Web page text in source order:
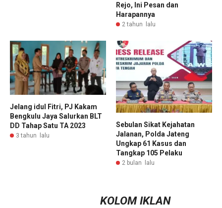
Rejo, Ini Pesan dan
Harapannya
2 tahun lalu
Jelang idul Fitri, PJ Kakam
Bengkulu Jaya Salurkan BLT
DD Tahap Satu TA 2023
3 tahun lalu
Sebulan Sikat Kejahatan
Jalanan, Polda Jateng
Ungkap 61 Kasus dan
Tangkap 105 Pelaku
2 bulan lalu
KOLOM IKLAN